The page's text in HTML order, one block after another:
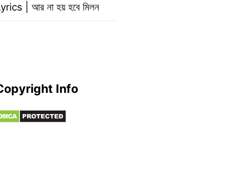
| আর না হয় হবে মিলন
Info